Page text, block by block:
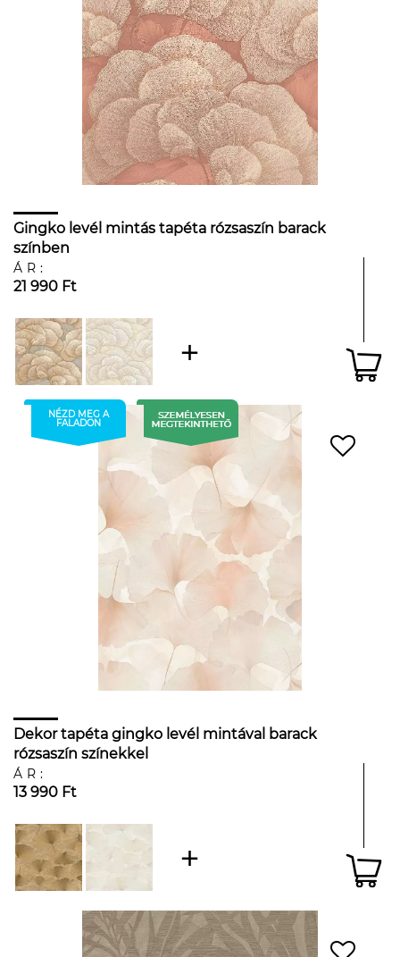
Gingko levél mintás tapéta rózsaszín barack
színben
ÁR:
21 990 Ft
NÉZD MEG A
FALADON
Dekor tapéta gingko levél mintával barack
rózsaszín színekkel
ÁR:
13 990 Ft